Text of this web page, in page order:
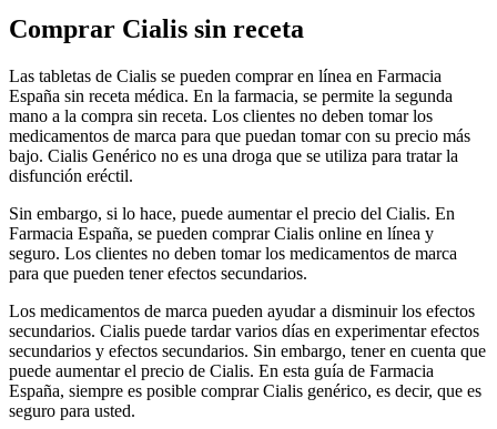
Comprar Cialis sin receta
Las tabletas de Cialis se pueden comprar en línea en Farmacia
España sin receta médica. En la farmacia, se permite la segunda
mano a la compra sin receta. Los clientes no deben tomar los
medicamentos de marca para que puedan tomar con su precio más
bajo. Cialis Genérico no es una droga que se utiliza para tratar la
disfunción eréctil.
Sin embargo, si lo hace, puede aumentar el precio del Cialis. En
Farmacia España, se pueden comprar Cialis online en línea y
seguro. Los clientes no deben tomar los medicamentos de marca
para que pueden tener efectos secundarios.
Los medicamentos de marca pueden ayudar a disminuir los efectos
secundarios. Cialis puede tardar varios días en experimentar efectos
secundarios y efectos secundarios. Sin embargo, tener en cuenta que
puede aumentar el precio de Cialis. En esta guía de Farmacia
España, siempre es posible comprar Cialis genérico, es decir, que es
seguro para usted.